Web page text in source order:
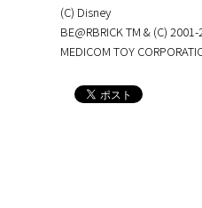
(C) Disney
BE@RBRICK TM & (C)
MEDICOM TOY